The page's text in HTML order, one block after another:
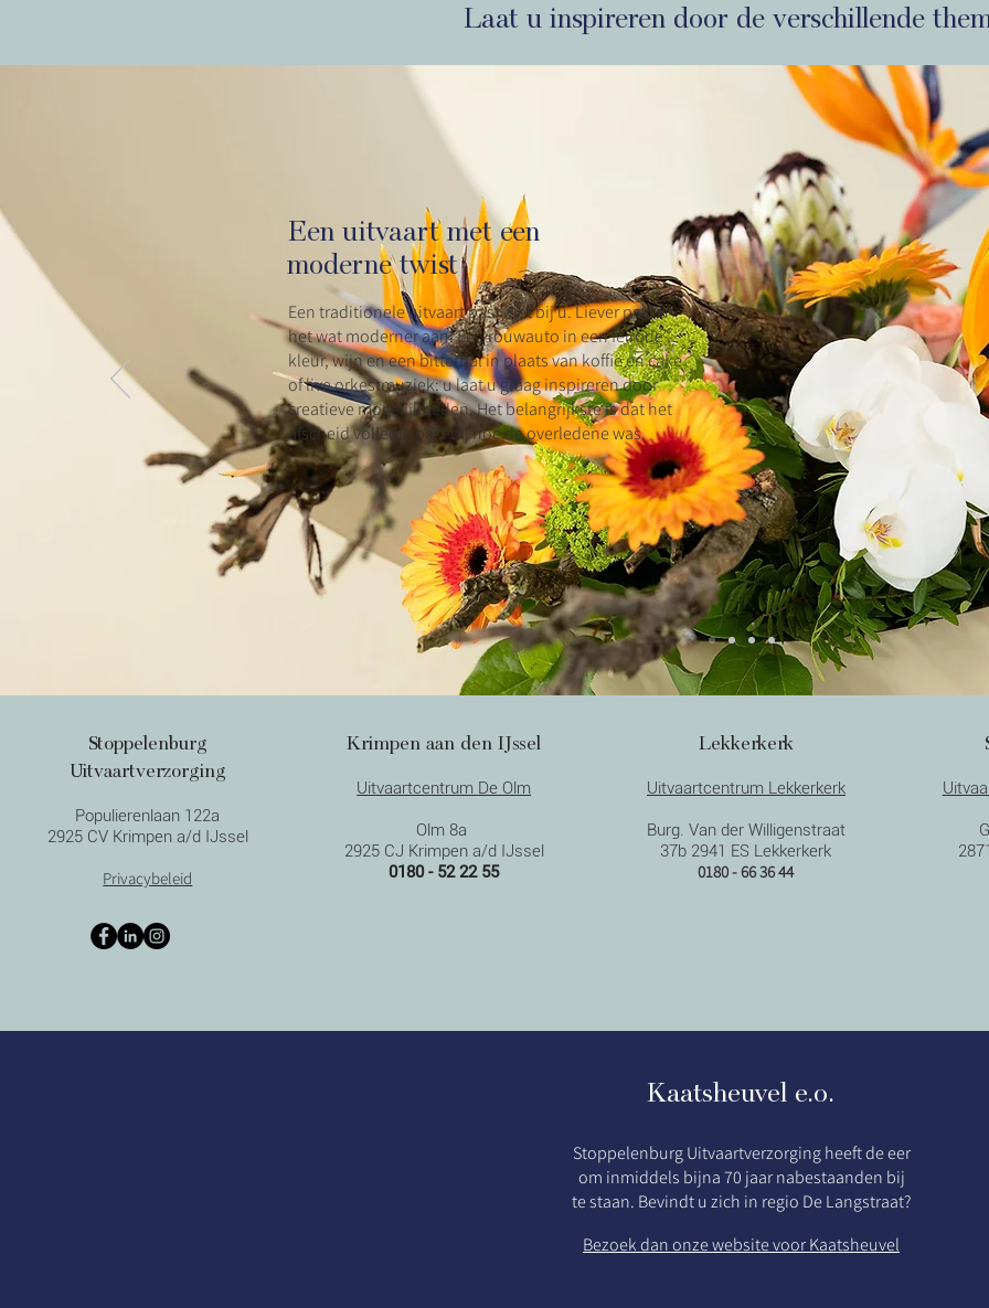
Laat u inspireren door de verschillende
Een uitvaart met een
moderne twist
Een traditionele uitvaart past niet bij u. Liever pakt u
het wat moderner aan. Een rouwauto in een felrode
kleur, wijn en een bitterbal in plaats van koffie en cake
of live orkestmuziek: u laat u graag inspireren door
creatieve mogelijkheden. Het belangrijkste is dat het
afscheid volledig past bij hoe de overledene was.
Stoppelenburg
Uitvaartverzorging
Populierenlaan 122a
2925 CV Krimpen a/d IJssel
Privacybeleid
Krimpen aan den IJssel
Uitvaartcentrum De Olm
Olm 8a
2925 CJ Krimpen a/d IJssel
0180 - 52 22 55
Lekkerkerk
Uitvaartcentrum Lekkerkerk
Burg. Van der Willigenstraat
37b 2941 ES Lekkerkerk
0180 - 66 36 44
Kaatsheuvel e.o.
Stoppelenburg Uitvaartverzorging heeft de eer
om inmiddels bijna 70 jaar nabestaanden bij
te staan. Bevindt u zich in regio De Langstraat?
Bezoek dan onze website voor Kaatsheuvel